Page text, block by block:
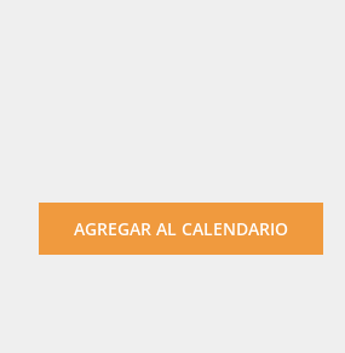
AGREGAR AL CALENDARIO